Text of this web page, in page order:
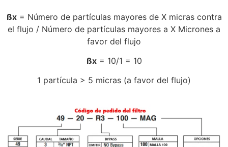
ßx= Número de partículas mayores de X micras contra
el flujo / Número de partículas mayores a X Micrones a
favor del flujo
ßx= 10/1 = 10
1 partícula > 5 micras (a favor del flujo)